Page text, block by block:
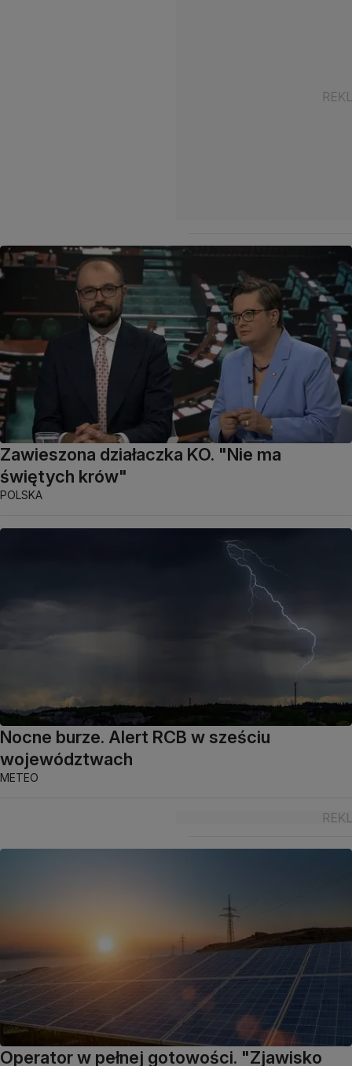
Zawieszona działaczka KO. "Nie ma
świętych krów"
POLSKA
Nocne burze. Alert RCB w sześciu
województwach
METEO
Operator w pełnej gotowości. "Zjawisko